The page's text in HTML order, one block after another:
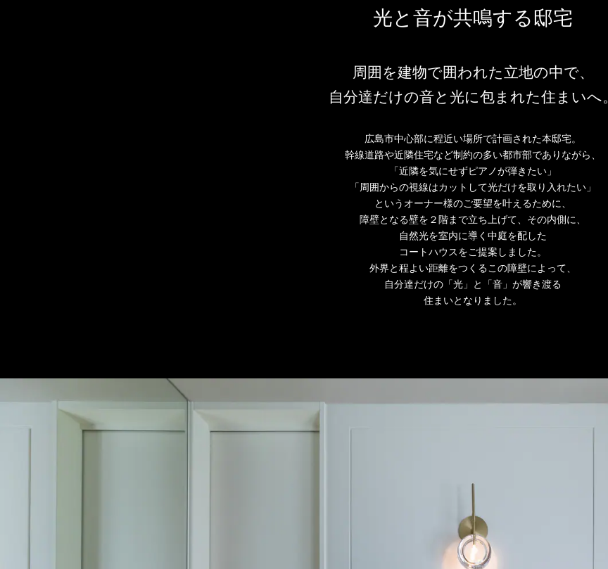
光と音が共鳴する邸宅
周囲を建物で囲われた立地の中で、
自分達だけの音と光に包まれた住まいへ。
広島市中心部に程近い場所で計画された本邸宅。
幹線道路や近隣住宅など制約の多い都市部でありながら、
「近隣を気にせずピアノが弾きたい」
「周囲からの視線はカットして光だけを取り入れたい」
というオーナー様のご要望を叶えるために、
障壁となる壁を２階まで立ち上げて、その内側に、
自然光を室内に導く中庭を配した
コートハウスをご提案しました。
外界と程よい距離をつくるこの障壁によって、
自分達だけの「光」と「音」が響き渡る
住まいとなりました。